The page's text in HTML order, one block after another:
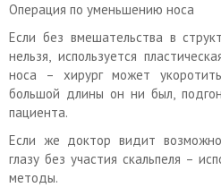
Операция по уменьшению носа
Если без вмешательства в
нельзя, используется
носа – хирург может
большой длины он ни был,
пациента.
Если же доктор видит
глазу без участия скальпеля –
методы.